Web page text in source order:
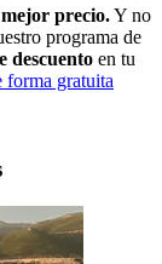
precio.Y no
programa de
descuento en tu
forma gratuita